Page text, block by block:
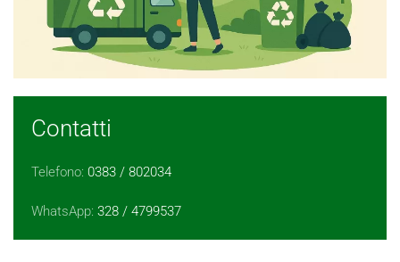
Contatti
Telefono: 0383 / 802034
WhatsApp: 328 / 4799537